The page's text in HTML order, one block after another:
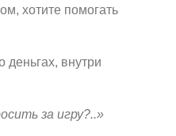
хотите помогать
деньгах, внутри
за игру?..»